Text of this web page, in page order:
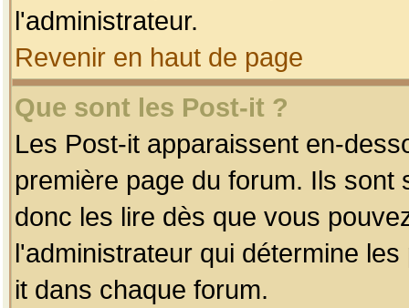
l'administrateur.
Revenir en haut de page
Que sont les Post-it ?
Les Post-it apparaissent en-
première page du forum. Ils
donc les lire dès que vous
l'administrateur qui détermine
it dans chaque forum.